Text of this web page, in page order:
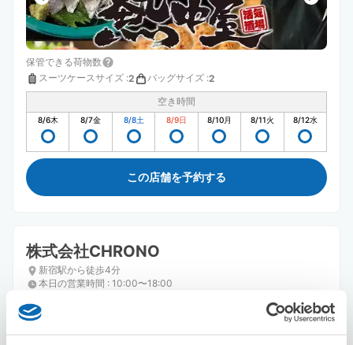
保管できる荷物数
スーツケースサイズ :2 バッグサイズ :2
空き時間
8/6木 8/7金 8/8土 8/9日 8/10月 8/11火 8/12水
この店舗を予約する
株式会社CHRONO
新宿駅から徒歩4分
本日の営業時間 : 10:00〜18:00